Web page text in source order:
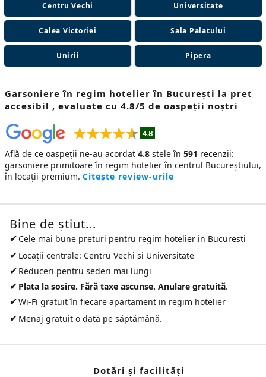
Centru Vechi Universitate
Calea Victoriei Sala Palatului
Unirii Pipera
Garsoniere în regim hotelier în București la pret
accesibil , evaluate cu 4.8/5 de oaspeții noștri
Află de ce oaspeții ne-au acordat 4.8 stele în 591 recenzii:
garsoniere primitoare în regim hotelier în centrul Bucureștiului,
în locații premium. Citește review-urile
Bine de ştiut...
✔ Cele mai bune preturi pentru regim hotelier in Bucuresti
✔ Locații centrale: Centru Vechi si Universitate
✔ Reduceri pentru sederi mai lungi
✔ Plata la sosire. Fără taxe ascunse. Anulare gratuită.
✔Wi-Fi gratuit în fiecare apartament in regim hotelier
✔ Menaj gratuit o dată pe săptămână.
Dotări și facilităţi